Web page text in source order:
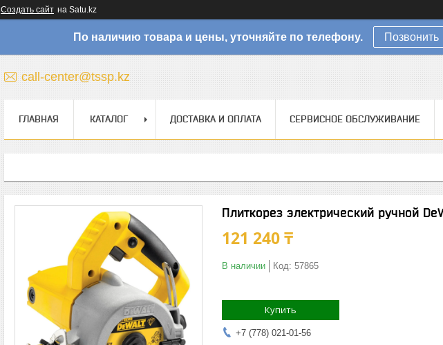
Создать сайт на Satu.kz
По наличию товара и цены, уточняйте по телефону. Позвонить
call-center@tssp.kz
ГЛАВНАЯ КАТАЛОГ ДОСТАВКА И ОПЛАТА СЕРВИСНОЕ ОБСЛУЖИВАНИЕ
Плиткорез электрический ручной
121 240 ₸
В наличии Код: 57865
Купить
+7 (778) 021-01-56